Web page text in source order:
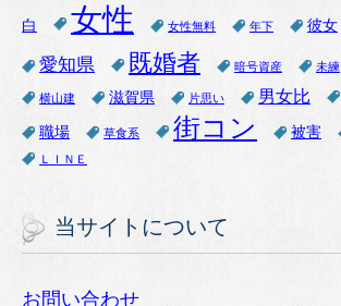
白 女性 女性無料 年下 彼女
愛知県 既婚者 暗号資産 未練
横山建 滋賀県 片思い 男女比
職場 草食系 街コン 被害
ＬＩＮＥ
当サイトについて
お問い合わせ